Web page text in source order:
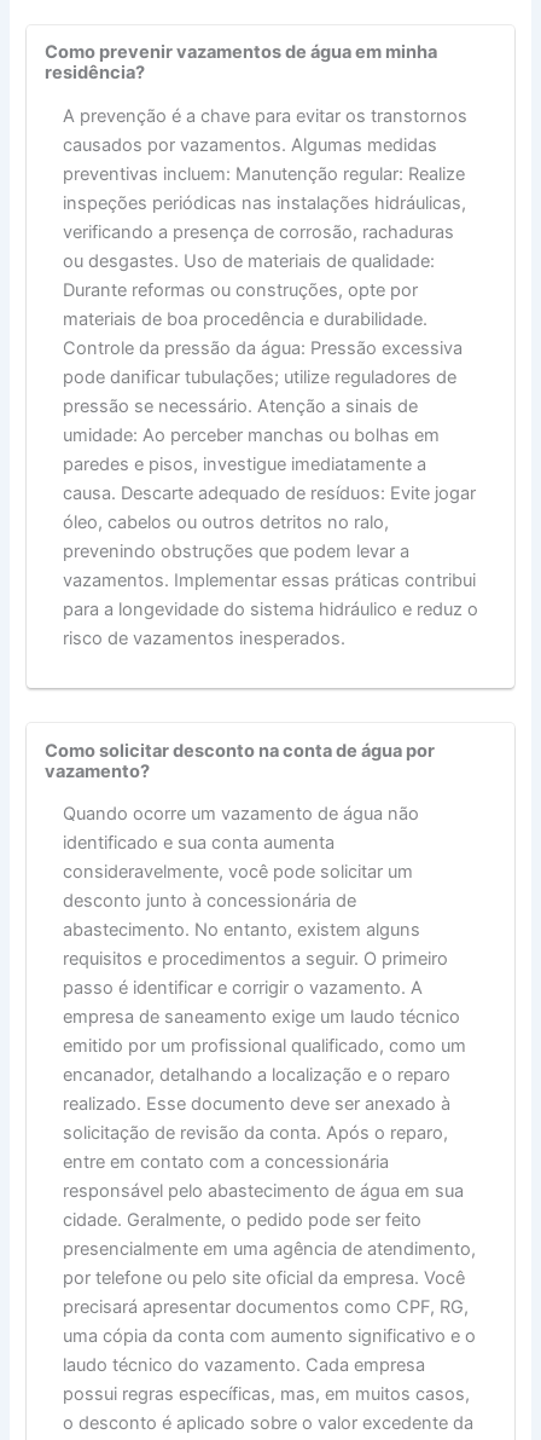
Como prevenir vazamentos de água em minha
residência?
A prevenção é a chave para evitar os transtornos
causados por vazamentos. Algumas medidas
preventivas incluem: Manutenção regular: Realize
inspeções periódicas nas instalações hidráulicas,
verificando a presença de corrosão, rachaduras
ou desgastes. Uso de materiais de qualidade:
Durante reformas ou construções, opte por
materiais de boa procedência e durabilidade.
Controle da pressão da água: Pressão excessiva
pode danificar tubulações; utilize reguladores de
pressão se necessário. Atenção a sinais de
umidade: Ao perceber manchas ou bolhas em
paredes e pisos, investigue imediatamente a
causa. Descarte adequado de resíduos: Evite jogar
óleo, cabelos ou outros detritos no ralo,
prevenindo obstruções que podem levar a
vazamentos. Implementar essas práticas contribui
para a longevidade do sistema hidráulico e reduz o
risco de vazamentos inesperados.
Como solicitar desconto na conta de água por
vazamento?
Quando ocorre um vazamento de água não
identificado e sua conta aumenta
consideravelmente, você pode solicitar um
desconto junto à concessionária de
abastecimento. No entanto, existem alguns
requisitos e procedimentos a seguir. O primeiro
passo é identificar e corrigir o vazamento. A
empresa de saneamento exige um laudo técnico
emitido por um profissional qualificado, como um
encanador, detalhando a localização e o reparo
realizado. Esse documento deve ser anexado à
solicitação de revisão da conta. Após o reparo,
entre em contato com a concessionária
responsável pelo abastecimento de água em sua
cidade. Geralmente, o pedido pode ser feito
presencialmente em uma agência de atendimento,
por telefone ou pelo site oficial da empresa. Você
precisará apresentar documentos como CPF, RG,
uma cópia da conta com aumento significativo e o
laudo técnico do vazamento. Cada empresa
possui regras específicas, mas, em muitos casos,
o desconto é aplicado sobre o valor excedente da